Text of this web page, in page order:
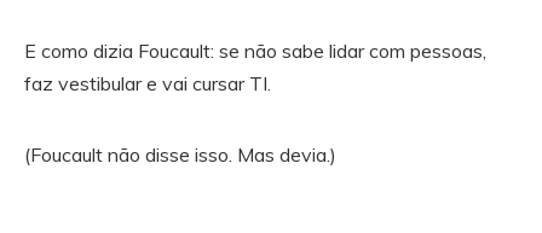
E como dizia Foucault: se não sabe lidar com pessoas,
faz vestibular e vai cursar TI.
(Foucault não disse isso. Mas devia.)